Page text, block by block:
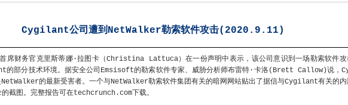
Cygilant公司遭到NetWalker勒索软件攻击(2020.9.11)
财务官克里斯蒂娜·拉图卡（Christina Lattuca）在一份声明中表示，该公司意识到一场勒索软件攻
的部分技术环境。据安全公司Emsisoft的勒索软件专家、威胁分析师布雷特·卡洛(Brett Callow)说，
的最新受害者。一个与NetWalker勒索软件集团有关的暗网网站贴出了据信与Cygilant有关的内
的截图。完整报告可在techcrunch.com下载。